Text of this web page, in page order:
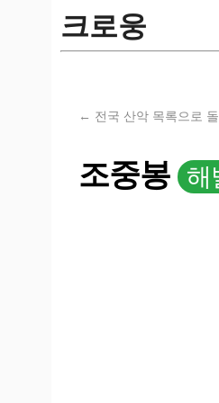
크로웅
← 전국 산악 목록으로
조중봉 해